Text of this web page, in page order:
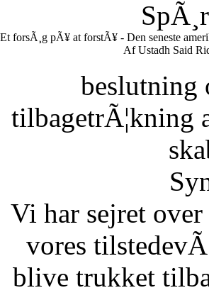
Et forsÃ¸g pÃ¥ at forstÃ¥ - Den seneste
Af Ustadh Said
beslutning
tilbagetrÃ¦kning
Vi har sejret
vores
blive trukket